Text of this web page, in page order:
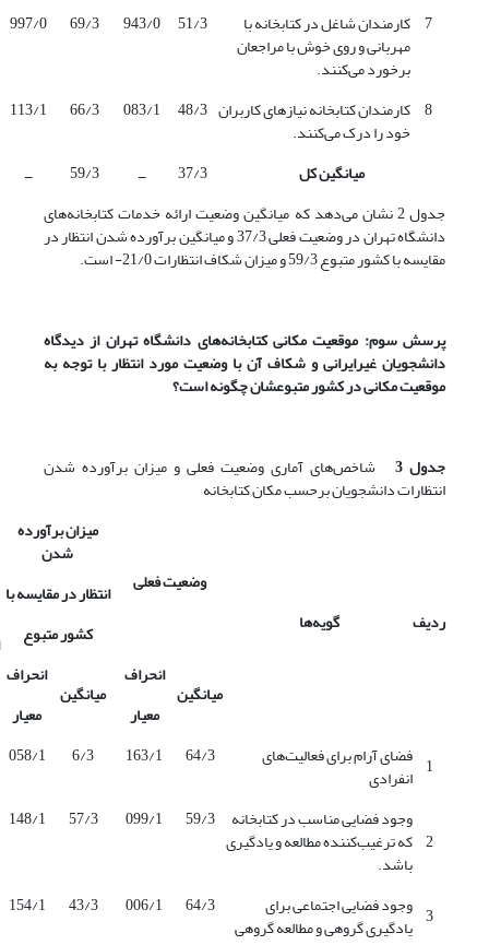
7 کارمندان شاغل در کتابخانه با
مهربانی و روی خوش با مراجعان
برخورد می‌کنند.
51/3
943/0
69/3
997/0
8 کارمندان کتابخانه نیازهای کاربران
خود را درک می‌کنند.
48/3
083/1
66/3
113/1
میانگین کل 37/3 ــ 59/3
ــ
جدول 2 نشان می‌دهد که میانگین وضعیت ارائه خدمات کتابخانه‌های
دانشگاه تهران در وضعیت فعلی 37/3 و میانگین برآورده شدن انتظار در
مقایسه با کشور متبوع 59/3 و میزان شکاف انتظارات 21/0- است.
پرسش سوم: موقعیت مکانی کتابخانه‌های دانشگاه تهران از دیدگاه
دانشجویان غیرایرانی و شکاف آن با وضعیت مورد انتظار با توجه به
موقعیت مکانی در کشور متبوعشان چگونه است؟
جدول 3 شاخص‌های آماری وضعیت فعلی و میزان برآورده شدن
انتظارات دانشجویان برحسب مکان کتابخانه
ردیف گویه‌ها
وضعیت فعلی
میزان برآورده
شدن
انتظار در مقایسه با
کشور متبوع
میانگین
انحراف
معیار
میانگین
انحراف
معیار
1 فضای آرام برای فعالیت‌های
انفرادی
64/3
163/1
6/3
058/1
2
وجود فضایی مناسب در کتابخانه
که ترغیب‌کننده مطالعه و یادگیری
باشد.
59/3
099/1
57/3
148/1
3 وجود فضایی اجتماعی برای
یادگیری گروهی و مطالعه گروهی
64/3
006/1
43/3
154/1